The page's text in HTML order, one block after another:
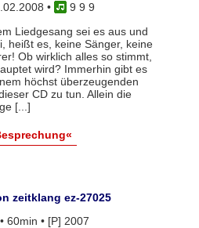
•
9 9 9
Liedgesang sei es aus und
heißt es, keine Sänger, keine
Ob wirklich alles so stimmt,
wird? Immerhin gibt es
höchst überzeugenden
CD zu tun. Allein die
[...]
zeitklang ez-27025
60min • [P] 2007